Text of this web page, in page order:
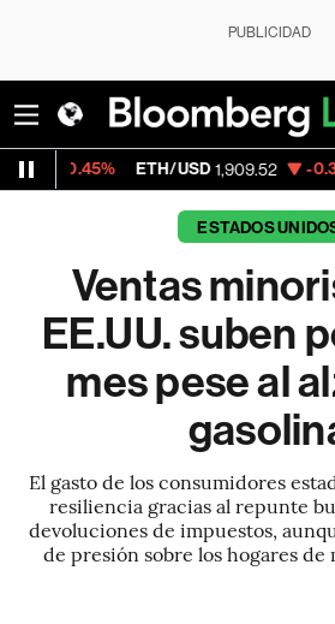
PUBLICIDAD
ETH/USD 1,909.52 -0.33% Visa
ESTADOS
Ventas
EE.UU. suben
mes pese al
El gasto de los consumidores
resiliencia gracias al repunte
devoluciones de impuestos,
de presión sobre los hogares de